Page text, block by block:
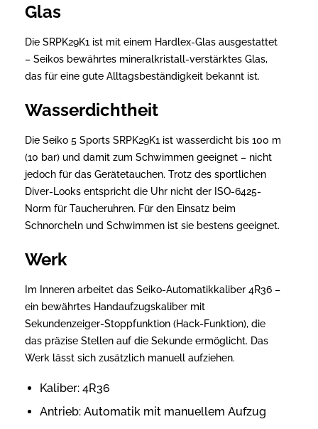
Glas
Die SRPK29K1 ist mit einem Hardlex-Glas ausgestattet
– Seikos bewährtes mineralkristall-verstärktes Glas,
das für eine gute Alltagsbeständigkeit bekannt ist.
Wasserdichtheit
Die Seiko 5 Sports SRPK29K1 ist wasserdicht bis 100 m
(10 bar) und damit zum Schwimmen geeignet – nicht
jedoch für das Gerätetauchen. Trotz des sportlichen
Diver-Looks entspricht die Uhr nicht der ISO-6425-
Norm für Taucheruhren. Für den Einsatz beim
Schnorcheln und Schwimmen ist sie bestens geeignet.
Werk
Im Inneren arbeitet das Seiko-Automatikkaliber 4R36 –
ein bewährtes Handaufzugskaliber mit
Sekundenzeiger-Stoppfunktion (Hack-Funktion), die
das präzise Stellen auf die Sekunde ermöglicht. Das
Werk lässt sich zusätzlich manuell aufziehen.
Kaliber: 4R36
Antrieb: Automatik mit manuellem Aufzug